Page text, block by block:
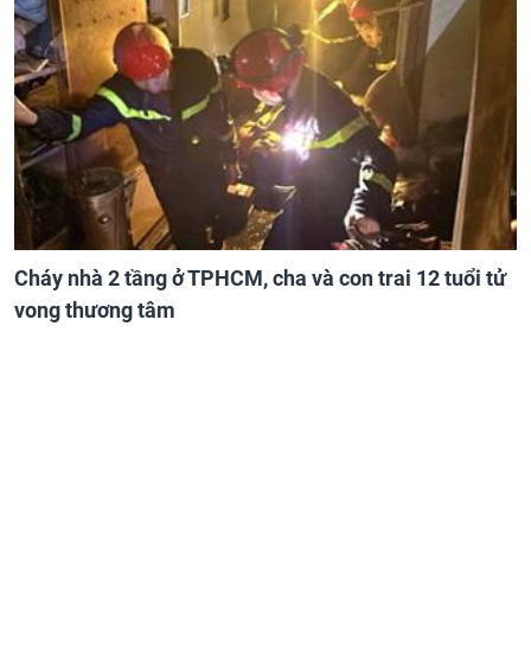
Cháy nhà 2 tầng ở TPHCM, cha và con trai 12 tuổi tử
vong thương tâm